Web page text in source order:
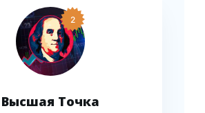
2
Высшая Точка